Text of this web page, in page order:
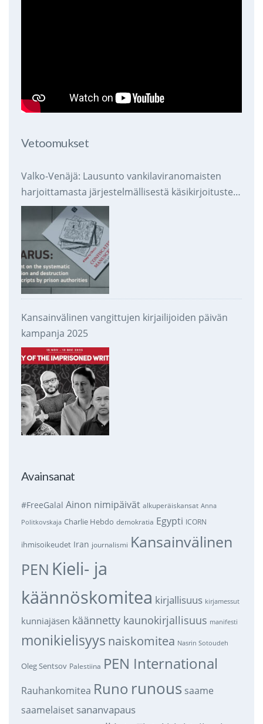
Vetoomukset
Valko-Venäjä: Lausunto vankilaviranomaisten
harjoittamasta järjestelmällisestä käsikirjoitusten
takavarikoinnista ja tuhoamisesta
Kansainvälinen vangittujen kirjailijoiden päivän
kampanja 2025
Avainsanat
#FreeGalal Ainon nimipäivät alkuperäiskansat Anna
Politkovskaja Charlie Hebdo demokratia Egypti ICORN
ihmisoikeudet Iran journalismi Kansainvälinen
PEN Kieli- ja
käännöskomitea kirjallisuus kirjamessut
kunniajäsen käännetty kaunokirjallisuus manifesti
monikielisyys naiskomitea Nasrin Sotoudeh
Oleg Sentsov Palestiina PEN International
Rauhankomitea Runo runous saame
saamelaiset sananvapaus